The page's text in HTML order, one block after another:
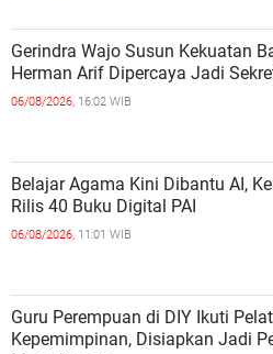
Gerindra Wajo Susun Kekuatan
Herman Arif Dipercaya Jadi
06/08/2026, 16:02 WIB
Belajar Agama Kini Dibantu AI,
Rilis 40 Buku Digital PAI
06/08/2026, 11:01 WIB
Guru Perempuan di DIY Ikuti
Kepemimpinan, Disiapkan Jadi